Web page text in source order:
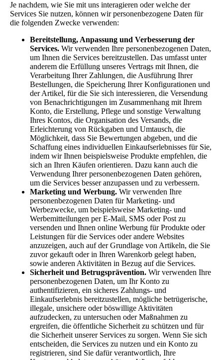
Je nachdem, wie Sie mit uns interagieren oder welche der
Services Sie nutzen, können wir personenbezogene Daten für
die folgenden Zwecke verwenden:
Bereitstellung, Anpassung und Verbesserung der
Services. Wir verwenden Ihre personenbezogenen Daten,
um Ihnen die Services bereitzustellen. Das umfasst unter
anderem die Erfüllung unseres Vertrags mit Ihnen, die
Verarbeitung Ihrer Zahlungen, die Ausführung Ihrer
Bestellungen, die Speicherung Ihrer Konfigurationen und
der Artikel, für die Sie sich interessieren, die Versendung
von Benachrichtigungen im Zusammenhang mit Ihrem
Konto, die Erstellung, Pflege und sonstige Verwaltung
Ihres Kontos, die Organisation des Versands, die
Erleichterung von Rückgaben und Umtausch, die
Möglichkeit, dass Sie Bewertungen abgeben, und die
Schaffung eines individuellen Einkaufserlebnisses für Sie,
indem wir Ihnen beispielsweise Produkte empfehlen, die
sich an Ihren Käufen orientieren. Dazu kann auch die
Verwendung Ihrer personenbezogenen Daten gehören,
um die Services besser anzupassen und zu verbessern.
Marketing und Werbung. Wir verwenden Ihre
personenbezogenen Daten für Marketing- und
Werbezwecke, um beispielsweise Marketing- und
Werbemitteilungen per E-Mail, SMS oder Post zu
versenden und Ihnen online Werbung für Produkte oder
Leistungen für die Services oder andere Websites
anzuzeigen, auch auf der Grundlage von Artikeln, die Sie
zuvor gekauft oder in Ihren Warenkorb gelegt haben,
sowie anderen Aktivitäten in Bezug auf die Services.
Sicherheit und Betrugsprävention. Wir verwenden Ihre
personenbezogenen Daten, um Ihr Konto zu
authentifizieren, ein sicheres Zahlungs- und
Einkaufserlebnis bereitzustellen, mögliche betrügerische,
illegale, unsichere oder böswillige Aktivitäten
aufzudecken, zu untersuchen oder Maßnahmen zu
ergreifen, die öffentliche Sicherheit zu schützen und für
die Sicherheit unserer Services zu sorgen. Wenn Sie sich
entscheiden, die Services zu nutzen und ein Konto zu
registrieren, sind Sie dafür verantwortlich, Ihre